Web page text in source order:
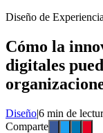
Diseño de Experiencia
Cómo la
digitales
Diseño|6 min de
Comparte